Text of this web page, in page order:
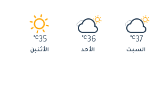
37
℃
السبت
36
℃
الأحد
35
℃
الأثنين